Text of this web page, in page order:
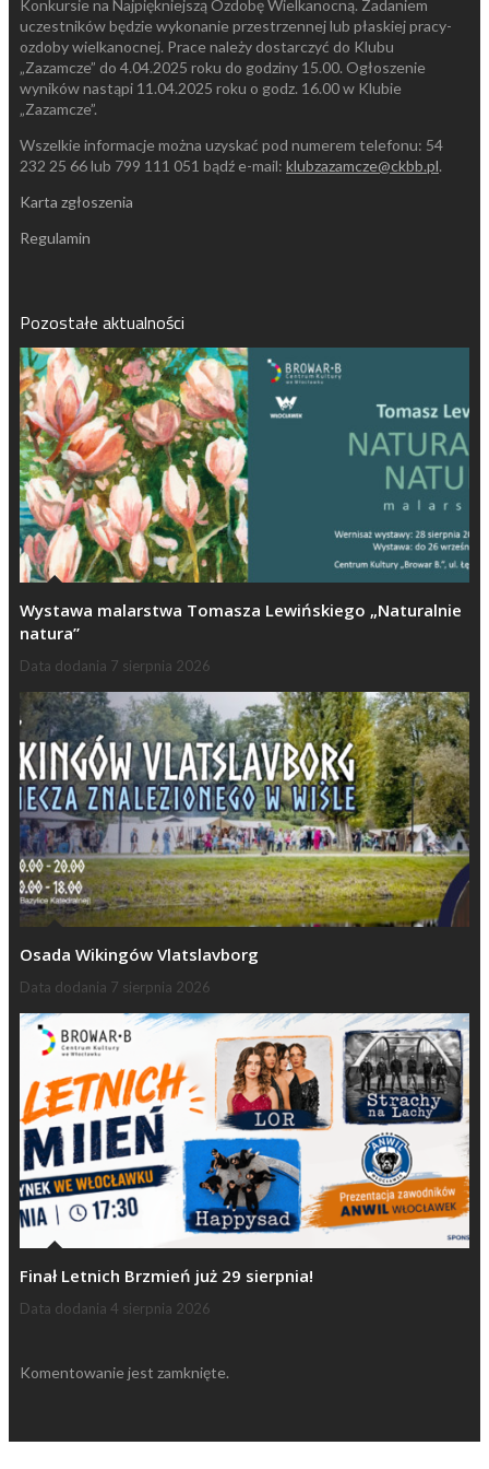
Konkursie na Najpiękniejszą Ozdobę Wielkanocną. Zadaniem
uczestników będzie wykonanie przestrzennej lub płaskiej pracy-
ozdoby wielkanocnej. Prace należy dostarczyć do Klubu
„Zazamcze” do 4.04.2025 roku do godziny 15.00. Ogłoszenie
wyników nastąpi 11.04.2025 roku o godz. 16.00 w Klubie
„Zazamcze”.
Wszelkie informacje można uzyskać pod numerem telefonu: 54
232 25 66 lub 799 111 051 bądź e-mail: klubzazamcze@ckbb.pl.
Karta zgłoszenia
Regulamin
Pozostałe aktualności
Wystawa malarstwa Tomasza Lewińskiego „Naturalnie
natura”
Data dodania 7 sierpnia 2026
Osada Wikingów Vlatslavborg
Data dodania 7 sierpnia 2026
Finał Letnich Brzmień już 29 sierpnia!
Data dodania 4 sierpnia 2026
Komentowanie jest zamknięte.